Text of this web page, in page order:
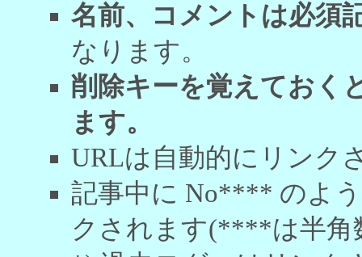
名前、コメントは必須
なります。
削除キーを覚えておく
ます。
URLは自動的にリンク
記事中に No**** のよ
クされます(****は半角